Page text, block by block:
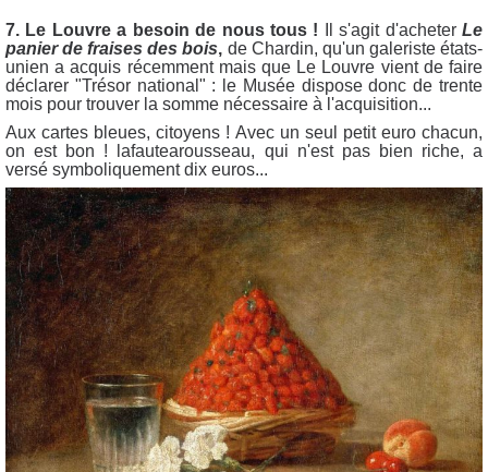
7. Le Louvre a besoin de nous tous ! Il s'agit d'acheter Le
panier de fraises des bois, de Chardin, qu'un galeriste états-
unien a acquis récemment mais que Le Louvre vient de faire
déclarer "Trésor national" : le Musée dispose donc de trente
mois pour trouver la somme nécessaire à l'acquisition...
Aux cartes bleues, citoyens ! Avec un seul petit euro chacun,
on est bon ! lafautearousseau, qui n'est pas bien riche, a
versé symboliquement dix euros...